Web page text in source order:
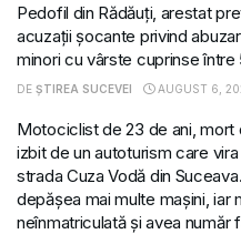
Pedofil din Rădăuți, arestat
acuzații șocante privind
minori cu vârste cuprinse între
DE ȘTIREA SUCEVEI AUGUST 6,
Motociclist de 23 de ani, mort
izbit de un autoturism care
strada Cuza Vodă din
depășea mai multe mașini, iar
neînmatriculată și avea număr